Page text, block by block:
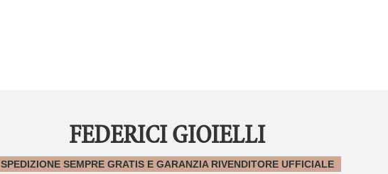
FEDERICI GIOIELLI
SPEDIZIONE SEMPRE GRATIS E GARANZIA RIVENDITORE UFFICIALE